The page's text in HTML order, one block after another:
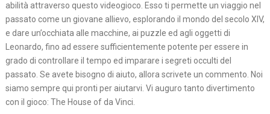
abilità attraverso questo videogioco. Esso ti permette un viaggio nel
passato come un giovane allievo, esplorando il mondo del secolo XIV,
e dare un’occhiata alle macchine, ai puzzle ed agli oggetti di
Leonardo, fino ad essere sufficientemente potente per essere in
grado di controllare il tempo ed imparare i segreti occulti del
passato. Se avete bisogno di aiuto, allora scrivete un commento. Noi
siamo sempre qui pronti per aiutarvi. Vi auguro tanto divertimento
con il gioco: The House of da Vinci.